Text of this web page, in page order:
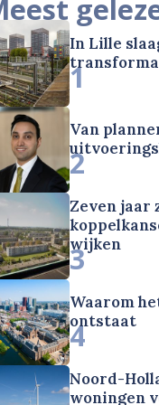
In Lille
1
Van
2
Zeven jaar
wijken
3
Waarom
ontstaat
4
Noord-
woningen